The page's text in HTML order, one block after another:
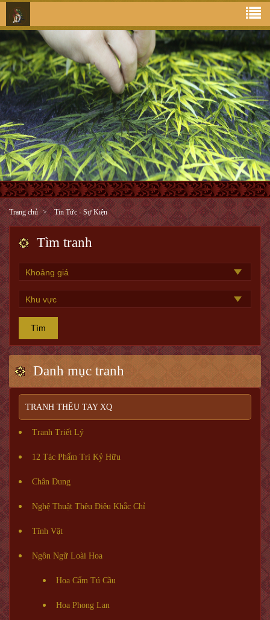
Trang chủ Tin Tức - Sự Kiện
Tìm tranh
Tìm
Danh mục tranh
TRANH THÊU TAY XQ
Tranh Triết Lý
12 Tác Phẩm Tri Kỷ Hữu
Chân Dung
Nghệ Thuật Thêu Điêu Khắc Chỉ
Tĩnh Vật
Ngôn Ngữ Loài Hoa
Hoa Cẩm Tú Cầu
Hoa Phong Lan